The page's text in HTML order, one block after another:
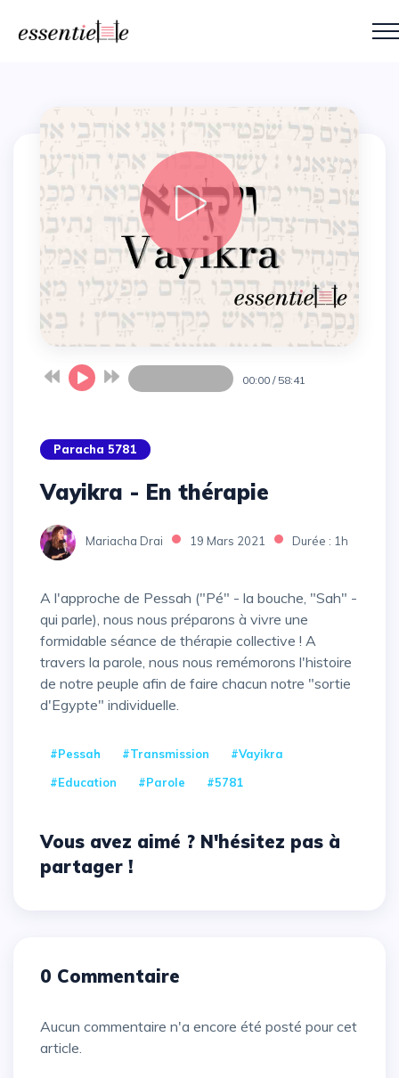
00:00 / 58:41
Paracha 5781
Vayikra - En thérapie
Mariacha Drai 19 Mars 2021 Durée : 1h
A l'approche de Pessah ("Pé" - la bouche, "Sah" -
qui parle), nous nous préparons à vivre une
formidable séance de thérapie collective ! A
travers la parole, nous nous remémorons l'histoire
de notre peuple afin de faire chacun notre "sortie
d'Egypte" individuelle.
#Pessah #Transmission
#Vayikra
#Education
#Parole #5781
Vous avez aimé ? N'hésitez pas à
partager !
0 Commentaire
Aucun commentaire n'a encore été posté pour cet
article.